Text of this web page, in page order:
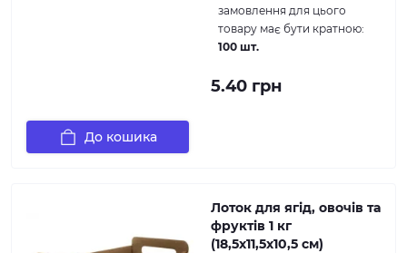
замовлення для цього
товару має бути кратною:
100 шт.
5.40 грн
До кошика
Лоток для ягід, овочів та
фруктів 1 кг
(18,5х11,5х10,5 см)